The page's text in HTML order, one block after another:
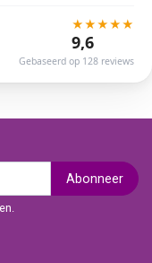
★★★★★
9,6
Gebaseerd op 128 reviews
Abonneer